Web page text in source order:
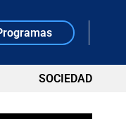
SOCIEDAD